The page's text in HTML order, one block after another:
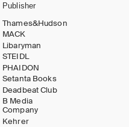
Publisher
Thames&Hudson
MACK
Libaryman
STEIDL
PHAIDON
Setanta Books
Deadbeat Club
B Media
Company
Kehrer